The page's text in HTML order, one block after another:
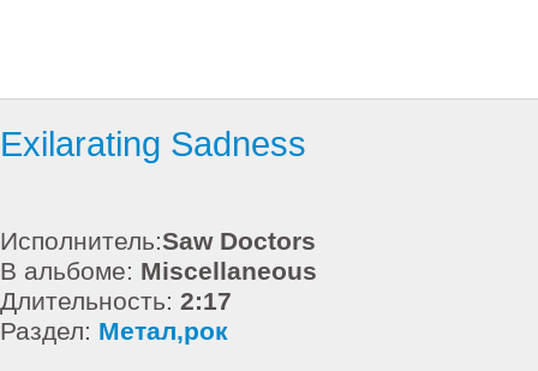
Exilarating Sadness
Исполнитель:Saw Doctors
В альбоме: Miscellaneous
Длительность: 2:17
Раздел: Метал,рок